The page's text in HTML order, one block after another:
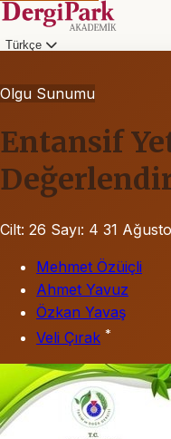
Türkçe
Olgu Sunumu
Entansif
Cilt: 26 Sayı: 4 31
Mehmet Özüiçli
Ahmet Yavuz
Özkan Yavaş
Veli Çırak *